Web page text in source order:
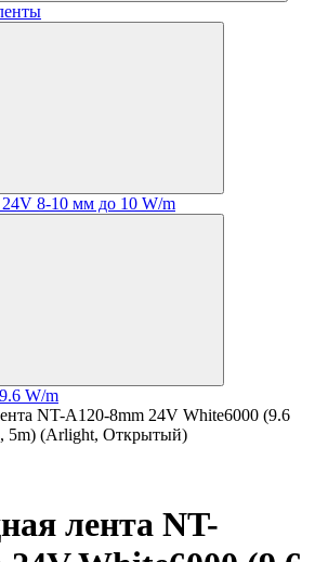
8-10 мм до 10 W/m
W/m
NT-A120-8mm 24V White6000 (9.6
5m) (Arlight, Открытый)
лента NT-